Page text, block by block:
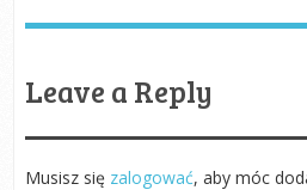
Leave a Reply
Musisz się zalogować, aby móc